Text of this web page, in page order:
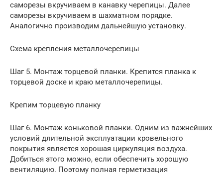
саморезы вкручиваем в канавку черепицы. Далее
саморезы вкручиваем в шахматном порядке.
Аналогично производим дальнейшую установку.
Схема крепления металлочерепицы
Шаг 5. Монтаж торцевой планки. Крепится планка к
торцевой доске и краю металлочерепицы.
Крепим торцевую планку
Шаг 6. Монтаж коньковой планки. Одним из важнейших
условий длительной эксплуатации кровельного
покрытия является хорошая циркуляция воздуха.
Добиться этого можно, если обеспечить хорошую
вентиляцию. Поэтому полная герметизация